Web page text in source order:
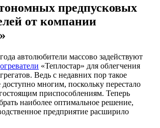
предпусковых
от компании
автолюбители массово задействуют
«Теплостар» для облегчения
Ведь с недавних пор такое
многим, поскольку перестало
приспособлениям. Теперь
наиболее оптимальное решение,
предприятие расширило